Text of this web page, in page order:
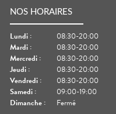
NOS HORAIRES
Lundi :
08:30-20:00
Mardi :
08:30-20:00
Mercredi :
08:30-20:00
Jeudi :
08:30-20:00
Vendredi :
08:30-20:00
Samedi :
09:00-19:00
Dimanche : Fermé